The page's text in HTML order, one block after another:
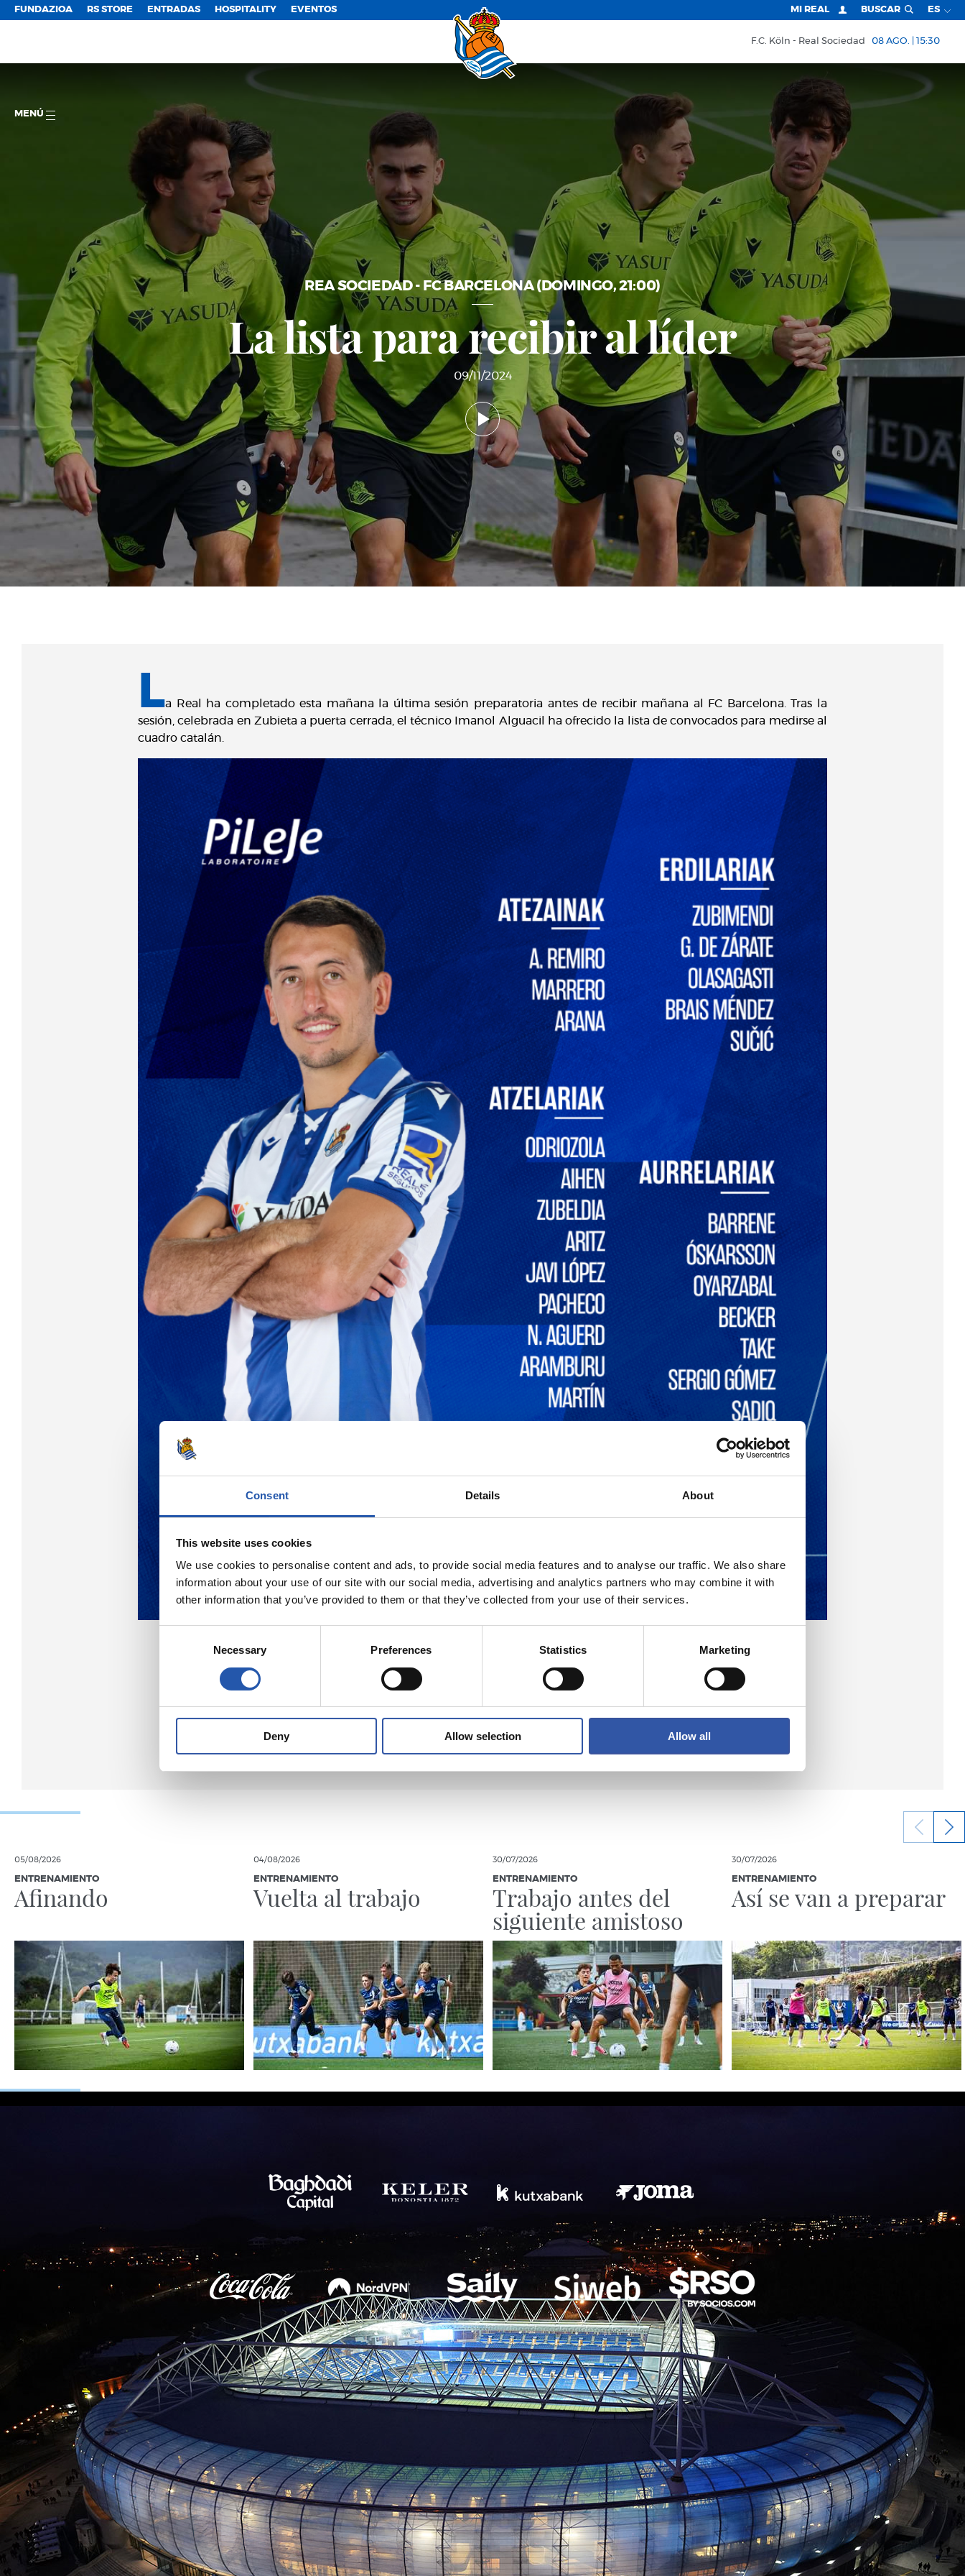
Consent Details About
This website uses cookies
We use cookies to personalise content and ads, to provide social media features and to analyse our traffic. We also share
information about your use of our site with our social media, advertising and analytics partners who may combine it with
other information that you’ve provided to them or that they’ve collected from your use of their services.
Necessary Preferences Statistics Marketing
Deny Allow selection Allow all
FUNDAZIOA RS STORE ENTRADAS HOSPITALITY EVENTOS MI REAL BUSCAR ES
F.C. Köln Real Sociedad 08 AGO. | 15:30
MENÚ
REA SOCIEDAD - FC BARCELONA (DOMINGO, 21:00)
La lista para recibir al líder
09/11/2024
La Real ha completado esta mañana la última sesión preparatoria antes de recibir mañana al FC Barcelona. Tras la
sesión, celebrada en Zubieta a puerta cerrada, el técnico Imanol Alguacil ha ofrecido la lista de convocados para medirse al
cuadro catalán.
05/08/2026
ENTRENAMIENTO
Afinando
04/08/2026
ENTRENAMIENTO
Vuelta al trabajo
30/07/2026
ENTRENAMIENTO
Trabajo antes del
siguiente amistoso
30/07/2026
ENTRENAMIENTO
Así se van a preparar